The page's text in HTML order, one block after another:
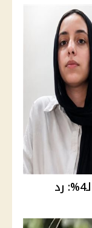
القصة الكاملة لأزمة ريم صاحبة الـ4%: رد